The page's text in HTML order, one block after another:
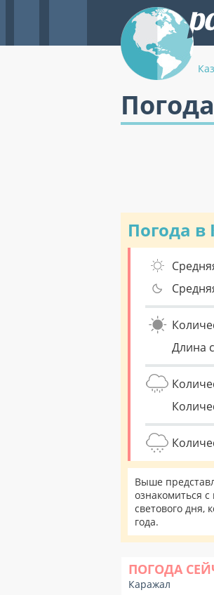
Погода
Длина
Выше
ознакомиться
светового
года.
ПОГОДА
Каражал